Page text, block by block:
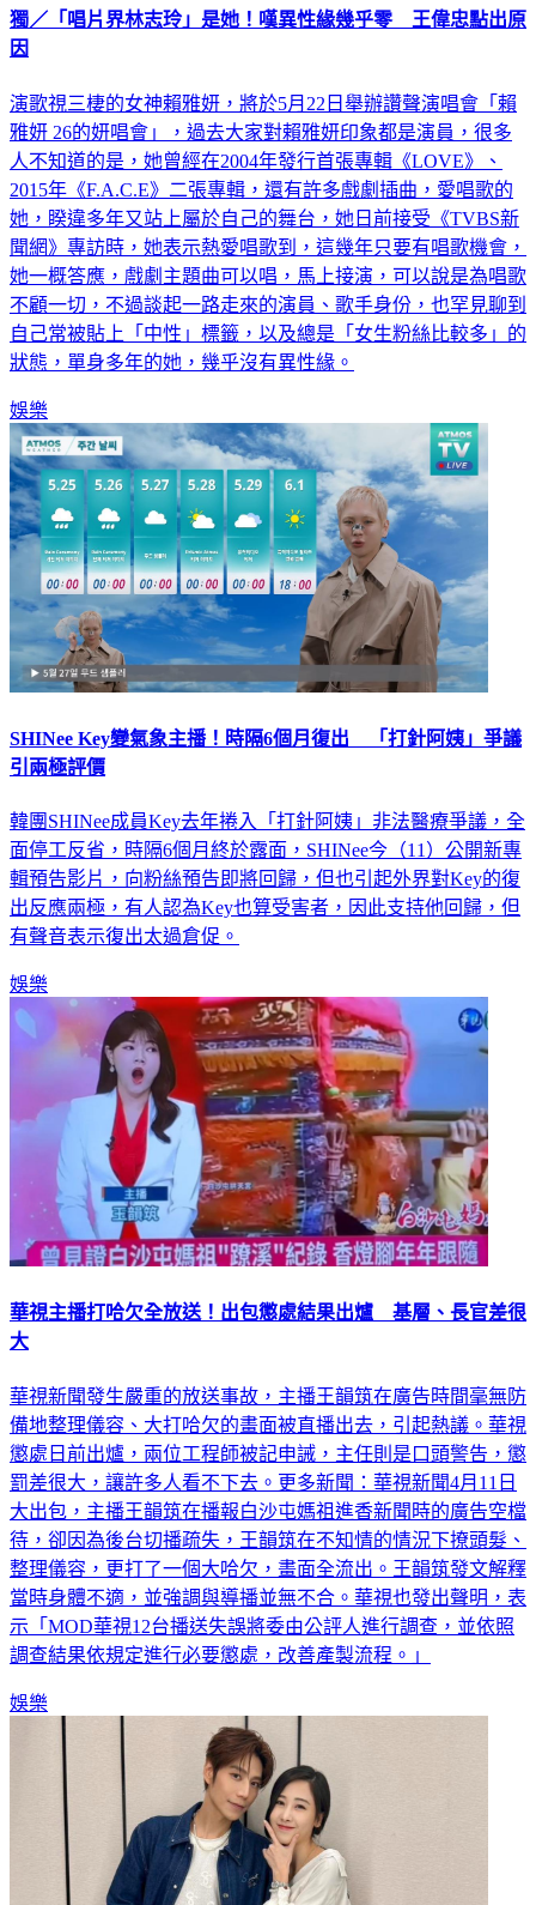
獨／「唱片界林志玲」是她！嘆異性緣幾乎零 王偉忠點出原
因
演歌視三棲的女神賴雅妍，將於5月22日舉辦讚聲演唱會「賴
雅妍 26的妍唱會」，過去大家對賴雅妍印象都是演員，很多
人不知道的是，她曾經在2004年發行首張專輯《LOVE》、
2015年《F.A.C.E》二張專輯，還有許多戲劇插曲，愛唱歌的
她，睽違多年又站上屬於自己的舞台，她日前接受《TVBS新
聞網》專訪時，她表示熱愛唱歌到，這幾年只要有唱歌機會，
她一概答應，戲劇主題曲可以唱，馬上接演，可以說是為唱歌
不顧一切，不過談起一路走來的演員、歌手身份，也罕見聊到
自己常被貼上「中性」標籤，以及總是「女生粉絲比較多」的
狀態，單身多年的她，幾乎沒有異性緣。
娛樂
SHINee Key變氣象主播！時隔6個月復出 「打針阿姨」爭議
引兩極評價
韓團SHINee成員Key去年捲入「打針阿姨」非法醫療爭議，全
面停工反省，時隔6個月終於露面，SHINee今（11）公開新專
輯預告影片，向粉絲預告即將回歸，但也引起外界對Key的復
出反應兩極，有人認為Key也算受害者，因此支持他回歸，但
有聲音表示復出太過倉促。
娛樂
華視主播打哈欠全放送！出包懲處結果出爐 基層、長官差很
大
華視新聞發生嚴重的放送事故，主播王韻筑在廣告時間毫無防
備地整理儀容、大打哈欠的畫面被直播出去，引起熱議。華視
懲處日前出爐，兩位工程師被記申誡，主任則是口頭警告，懲
罰差很大，讓許多人看不下去。更多新聞：華視新聞4月11日
大出包，主播王韻筑在播報白沙屯媽祖進香新聞時的廣告空檔
待，卻因為後台切播疏失，王韻筑在不知情的情況下撩頭髮、
整理儀容，更打了一個大哈欠，畫面全流出。王韻筑發文解釋
當時身體不適，並強調與導播並無不合。華視也發出聲明，表
示「MOD華視12台播送失誤將委由公評人進行調查，並依照
調查結果依規定進行必要懲處，改善產製流程。」
娛樂